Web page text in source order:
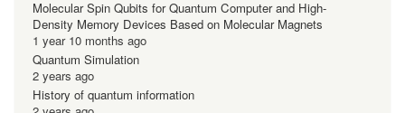
Molecular Spin Qubits for Quantum Computer and High-
Density Memory Devices Based on Molecular Magnets
1 year 10 months ago
Quantum Simulation
2 years ago
History of quantum information